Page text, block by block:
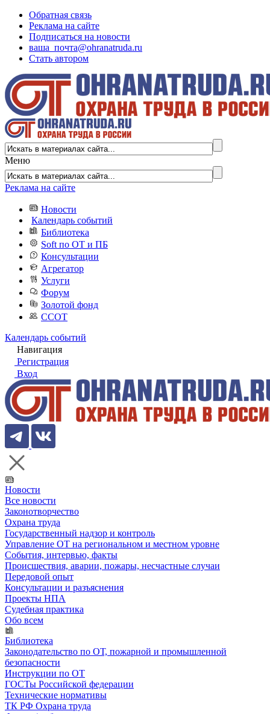
Обратная связь
Реклама на сайте
Подписаться на новости
ваша_почта@ohranatruda.ru
Стать автором
Меню
Реклама на сайте
Новости
Календарь событий
Библиотека
Soft по ОТ и ПБ
Консультации
Агрегатор
Услуги
Форум
Золотой фонд
ССОТ
Календарь событий
Навигация
Регистрация
Вход
Новости
Все новости
Законотворчество
Охрана труда
Государственный надзор и контроль
Управление ОТ на региональном и местном уровне
События, интервью, факты
Происшествия, аварии, пожары, несчастные случаи
Передовой опыт
Консультации и разъяснения
Проекты НПА
Судебная практика
Обо всем
Библиотека
Законодательство по ОТ, пожарной и промышленной
безопасности
Инструкции по ОТ
ГОСТы Российской федерации
Технические нормативы
ТК РФ Охрана труда